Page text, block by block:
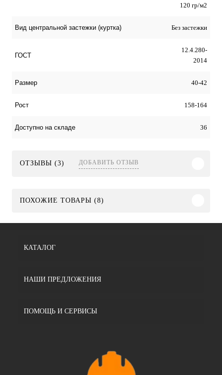
120 гр/м2
Вид центральной застежки (куртка) Без застежки
ГОСТ
12.4.280-
2014
Размер 40-42
Рост 158-164
Доступно на складе 36
ОТЗЫВЫ (3) ДОБАВИТЬ ОТЗЫВ
ПОХОЖИЕ ТОВАРЫ (8)
КАТАЛОГ
НАШИ ПРЕДЛОЖЕНИЯ
ПОМОЩЬ И СЕРВИСЫ